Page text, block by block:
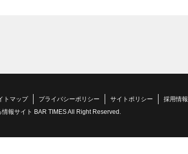
トマップ プライバシーポリシー サイトポリシー
採用情報
報サイト BAR TIMES All Right Reserved.